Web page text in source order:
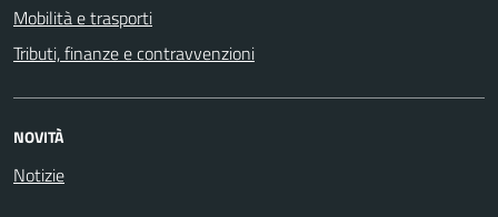
Mobilità e trasporti
Tributi, finanze e contravvenzioni
NOVITÀ
Notizie